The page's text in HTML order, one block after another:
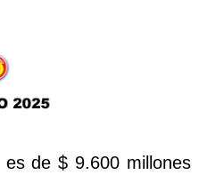
es de $ 9.600 millones